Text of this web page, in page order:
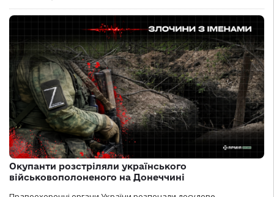
Окупанти розстріляли українського
військовополоненого на Донеччині